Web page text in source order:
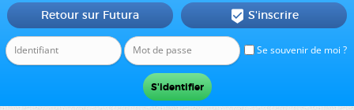
Se souvenir de moi ?
Retour sur Futura  S'inscrire